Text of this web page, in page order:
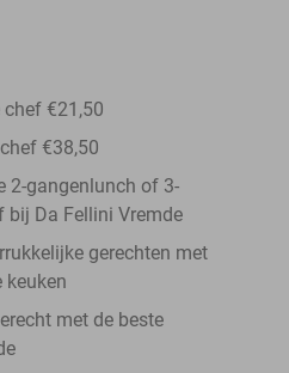
€21,50
€38,50
2-gangenlunch of 3-
bij Da Fellini Vremde
gerechten met
keuken
met de beste